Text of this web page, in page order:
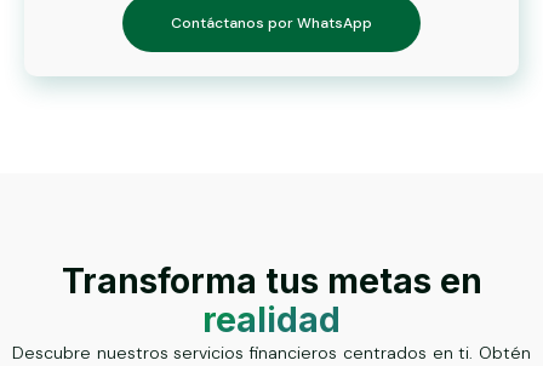
Contáctanos por WhatsApp
Transforma tus metas en
realidad
Descubre nuestros servicios financieros centrados en ti. Obtén